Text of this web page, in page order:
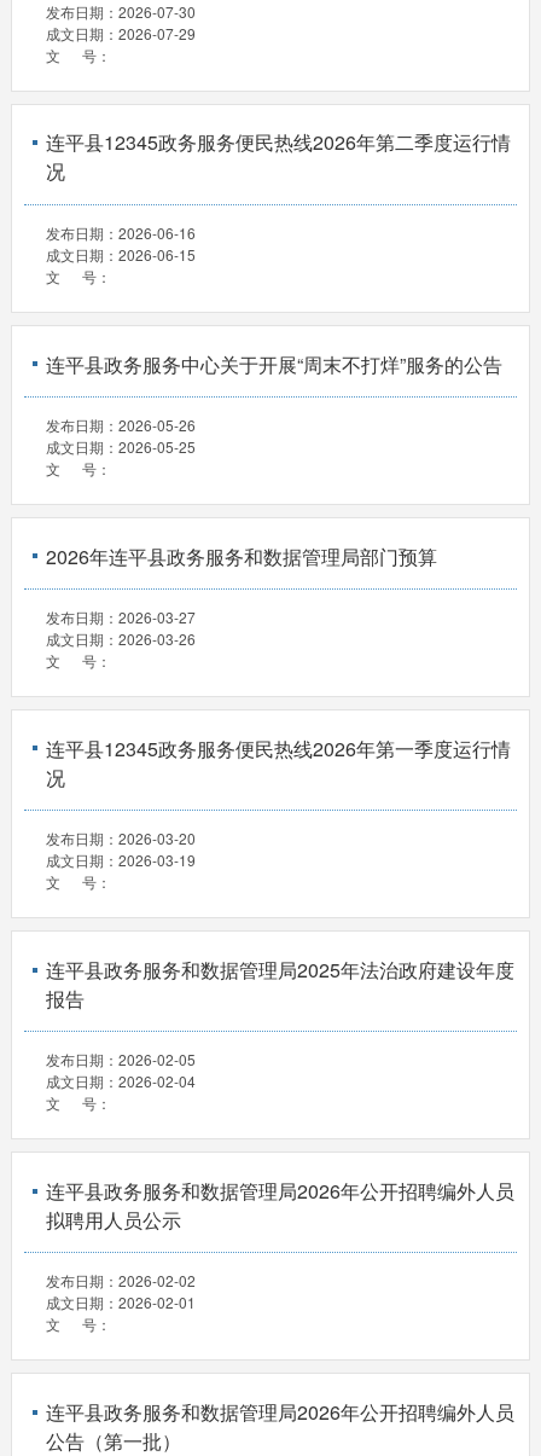
发布日期： 2026-07-30
成文日期： 2026-07-29
文 号：
连平县12345政务服务便民热线2026年第二季度运行情
况
发布日期： 2026-06-16
成文日期： 2026-06-15
文 号：
连平县政务服务中心关于开展“周末不打烊”服务的公告
发布日期： 2026-05-26
成文日期： 2026-05-25
文 号：
2026年连平县政务服务和数据管理局部门预算
发布日期： 2026-03-27
成文日期： 2026-03-26
文 号：
连平县12345政务服务便民热线2026年第一季度运行情
况
发布日期： 2026-03-20
成文日期： 2026-03-19
文 号：
连平县政务服务和数据管理局2025年法治政府建设年度
报告
发布日期： 2026-02-05
成文日期： 2026-02-04
文 号：
连平县政务服务和数据管理局2026年公开招聘编外人员
拟聘用人员公示
发布日期： 2026-02-02
成文日期： 2026-02-01
文 号：
连平县政务服务和数据管理局2026年公开招聘编外人员
公告（第一批）